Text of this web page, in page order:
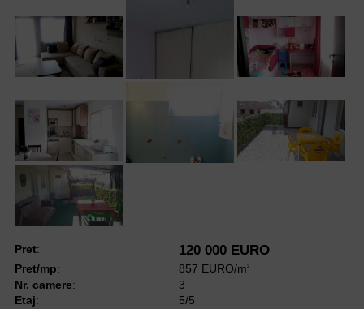
Pret: 120 000 EURO
Pret/mp: 857 EURO/m2
Nr. camere:
3
Etaj:
5/5